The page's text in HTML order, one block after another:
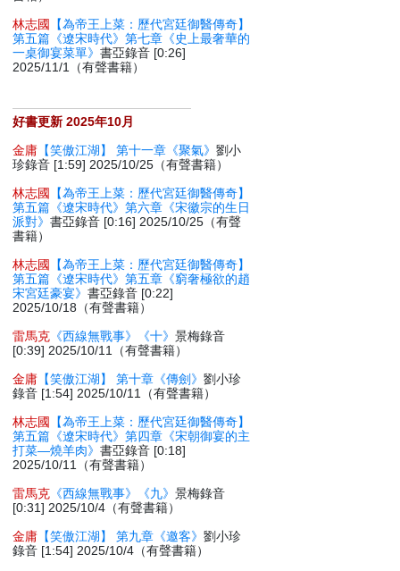
林志國
【為帝王上菜：歷代宮廷御醫傳奇】
第五篇《遼宋時代》第七章《史上最奢華的
一桌御宴菜單》書亞錄音 [0:26]
2025/11/1（有聲書籍）
好書更新 2025年10月
金庸 【笑傲江湖】 第十一章《聚氣》劉小
珍錄音 [1:59] 2025/10/25（有聲書籍）
林志國
【為帝王上菜：歷代宮廷御醫傳奇】
第五篇《遼宋時代》第六章《宋徽宗的生日
派對》書亞錄音 [0:16] 2025/10/25（有聲
書籍）
林志國
【為帝王上菜：歷代宮廷御醫傳奇】
第五篇《遼宋時代》第五章《窮奢極欲的趙
宋宮廷豪宴》書亞錄音 [0:22]
2025/10/18（有聲書籍）
雷馬克 《西線無戰事》《十》景梅錄音
[0:39] 2025/10/11（有聲書籍）
金庸 【笑傲江湖】 第十章《傳劍》劉小珍
錄音 [1:54] 2025/10/11（有聲書籍）
林志國
【為帝王上菜：歷代宮廷御醫傳奇】
第五篇《遼宋時代》第四章《宋朝御宴的主
打菜—燒羊肉》書亞錄音 [0:18]
2025/10/11（有聲書籍）
雷馬克 《西線無戰事》《九》景梅錄音
[0:31] 2025/10/4（有聲書籍）
金庸 【笑傲江湖】 第九章《邀客》劉小珍
錄音 [1:54] 2025/10/4（有聲書籍）